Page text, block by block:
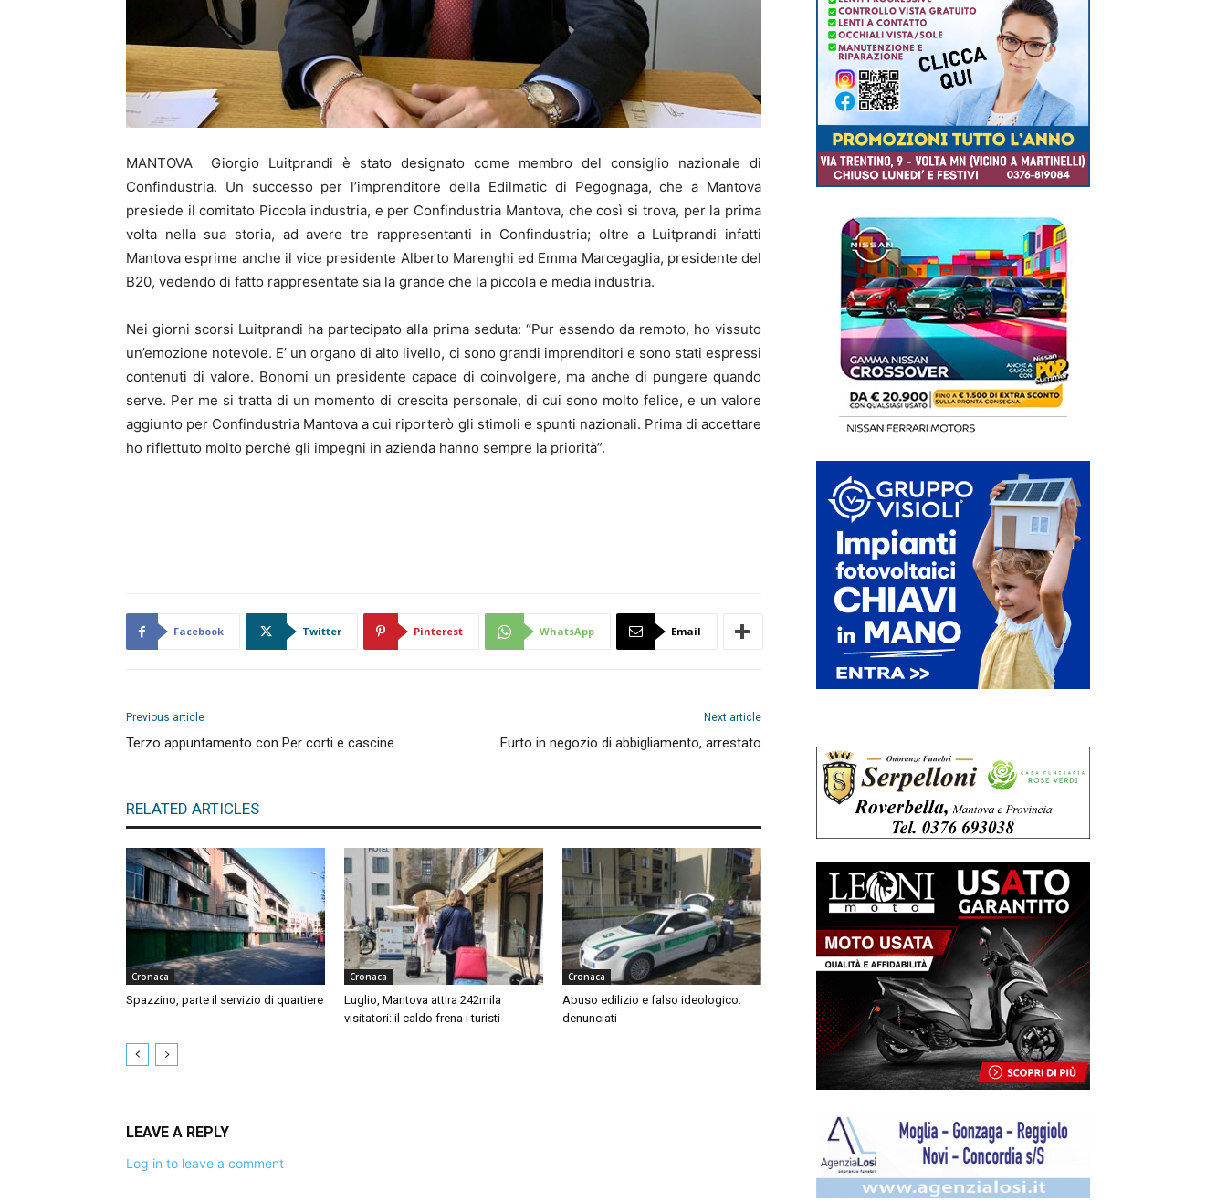
MANTOVA Giorgio Luitprandi è stato designato come membro del consiglio nazionale di
Confindustria. Un successo per l’imprenditore della Edilmatic di Pegognaga, che a Mantova
presiede il comitato Piccola industria, e per Confindustria Mantova, che così si trova, per la prima
volta nella sua storia, ad avere tre rappresentanti in Confindustria; oltre a Luitprandi infatti
Mantova esprime anche il vice presidente Alberto Marenghi ed Emma Marcegaglia, presidente del
B20, vedendo di fatto rappresentate sia la grande che la piccola e media industria.
Nei giorni scorsi Luitprandi ha partecipato alla prima seduta: “Pur essendo da remoto, ho vissuto
un’emozione notevole. E’ un organo di alto livello, ci sono grandi imprenditori e sono stati espressi
contenuti di valore. Bonomi un presidente capace di coinvolgere, ma anche di pungere quando
serve. Per me si tratta di un momento di crescita personale, di cui sono molto felice, e un valore
aggiunto per Confindustria Mantova a cui riporterò gli stimoli e spunti nazionali. Prima di accettare
ho riflettuto molto perché gli impegni in azienda hanno sempre la priorità”.
Facebook Twitter Pinterest WhatsApp Email
Previous article
Terzo appuntamento con Per corti e cascine
Next article
Furto in negozio di abbigliamento, arrestato
RELATED ARTICLES
Cronaca
Spazzino, parte il servizio di quartiere
Cronaca
Luglio, Mantova attira 242mila
visitatori: il caldo frena i turisti
Cronaca
Abuso edilizio e falso ideologico:
denunciati
LEAVE A REPLY
Log in to leave a comment